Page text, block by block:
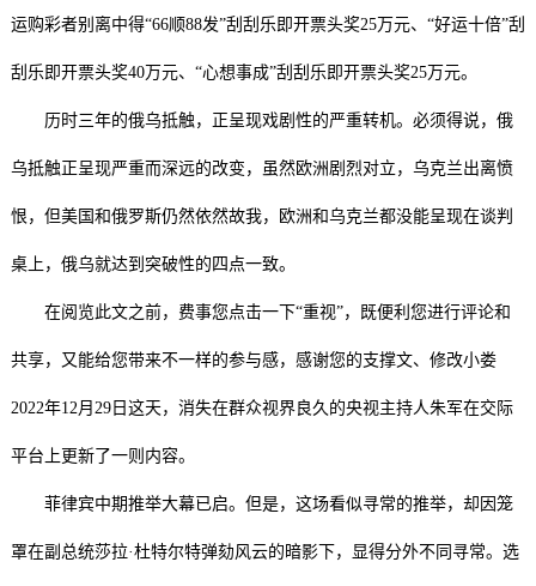
运购彩者别离中得“66顺88发”刮刮乐即开票头奖25万元、“好运十倍”刮
刮乐即开票头奖40万元、“心想事成”刮刮乐即开票头奖25万元。
历时三年的俄乌抵触，正呈现戏剧性的严重转机。必须得说，俄
乌抵触正呈现严重而深远的改变，虽然欧洲剧烈对立，乌克兰出离愤
恨，但美国和俄罗斯仍然依然故我，欧洲和乌克兰都没能呈现在谈判
桌上，俄乌就达到突破性的四点一致。
在阅览此文之前，费事您点击一下“重视”，既便利您进行评论和
共享，又能给您带来不一样的参与感，感谢您的支撑文、修改小娄
2022年12月29日这天，消失在群众视界良久的央视主持人朱军在交际
平台上更新了一则内容。
菲律宾中期推举大幕已启。但是，这场看似寻常的推举，却因笼
罩在副总统莎拉·杜特尔特弹劾风云的暗影下，显得分外不同寻常。选